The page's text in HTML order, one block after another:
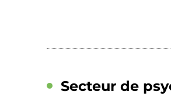
Secteur de